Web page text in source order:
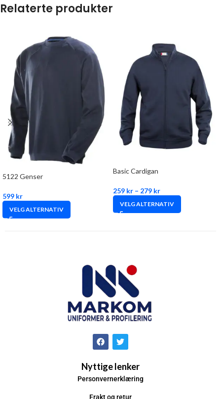
Relaterte produkter
5122 Genser
599 kr
VELG ALTERNATIV
Basic Cardigan
259 kr – 279 kr
VELG ALTERNATIV
Nyttige lenker
Personvernerklæring
Frakt og retur